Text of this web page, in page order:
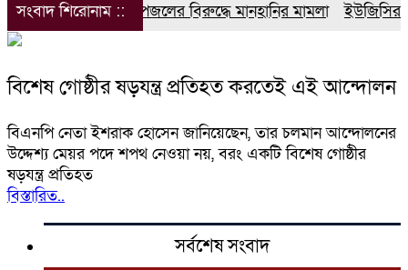
সংবাদ শিরোনাম ::ডিপজলের বিরুদ্ধে মানহানির মামলা ইউজিসির
বিশেষ গোষ্ঠীর ষড়যন্ত্র প্রতিহত করতেই এই আন্দোলন
বিএনপি নেতা ইশরাক হোসেন জানিয়েছেন, তার চলমান আন্দোলনের
উদ্দেশ্য মেয়র পদে শপথ নেওয়া নয়, বরং একটি বিশেষ গোষ্ঠীর
ষড়যন্ত্র প্রতিহত
বিস্তারিত..
সর্বশেষ সংবাদ